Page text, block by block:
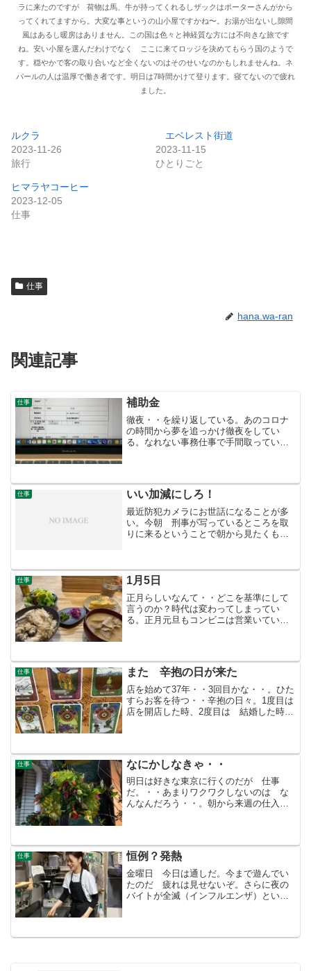
ラに来たのですが 荷物は馬、牛が持ってくれるしザックはポーターさんがから
ってくれてますから。大変な事というの山小屋ですかね〜。お湯が出ないし隙間
風はあるし暖房はありません。この国は色々と神経質な方には不向きな旅です
ね。安い小屋を選んだわけでなく ここに来てロッジを決めてもらう国のようで
す。穏やかで客の取り合いなど全くないのはそのせいなのかもしれませんね。ネ
パールの人は温厚で働き者です。明日は7時間かけて登ります。寝てないので疲れ
ました。
ルクラ
2023-11-26
旅行
エベレスト街道
2023-11-15
ひとりごと
ヒマラヤコーヒー
2023-12-05
仕事
仕事
hana.wa-ran
関連記事
仕事 補助金
徹夜・・を繰り返している。あのコロナ
の時間から夢を追っかけ徹夜をしてい
る。なれない事務仕事で手間取っている
が来るだろうか・・。期...
仕事 いい加減にしろ！
最近防犯カメラにお世話になることが多
い。今朝 刑事が写っているところを取
りに来るということで朝から見たくもな
タマに電話すると「お客様 お客...
仕事 1月5日
正月らしいなんて・・どこを基準にして
言うのか？時代は変わってしまってい
る。正月元旦もコンビニは営業いてい
玉、欲しさに食べたくもない煮...
仕事 また 辛抱の日が来た
店を始めて37年・・3回目かな・・。ひた
すらお客を待つ・・辛抱の日々。1度目は
店を開店した時、2度目は 結婚した時
ってはいない...
仕事 なにかしなきゃ・・
明日は好きな東京に行くのだが 仕事
だ。・・あまりワクワクしないのは な
んなんだろう・・。朝から来週の仕入れ
のだ。物を売る時代ではないの...
仕事 恒例？発熱
金曜日 今日は通しだ。今まで遊んでい
たのだ 疲れは見せないぞ。さらに夜の
バイトが全滅（インフルエンザ）とい
てるからだろう・・。疲れて...